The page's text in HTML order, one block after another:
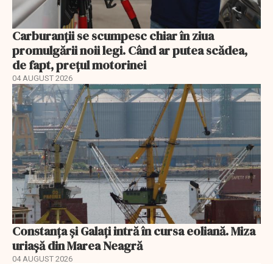
Carburanții se scumpesc chiar în ziua
promulgării noii legi. Când ar putea scădea,
de fapt, prețul motorinei
04 AUGUST 2026
Constanța și Galați intră în cursa eoliană. Miza
uriașă din Marea Neagră
04 AUGUST 2026